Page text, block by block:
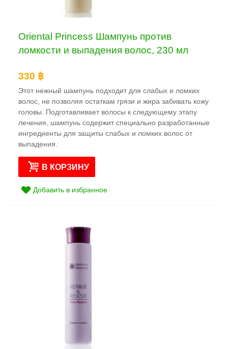
Oriental Princess Шампунь против
ломкости и выпадения волос, 230 мл
330 ฿
Этот нежный шампунь подходит для слабых и ломких
волос, не позволяя остаткам грязи и жира забивать кожу
головы. Подготавливает волосы к следующему этапу
лечения, шампунь содержит специально разработанные
ингредиенты для защиты слабых и ломких волос от
выпадения.
В КОРЗИНУ
Добавить в избранное